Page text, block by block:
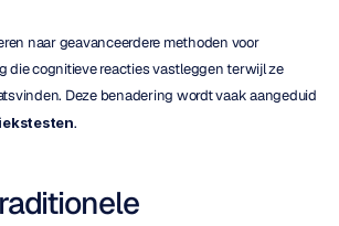
naar geavanceerdere methoden voor
die cognitieve reacties vastleggen terwijl ze
Deze benadering wordt vaak aangeduid
.